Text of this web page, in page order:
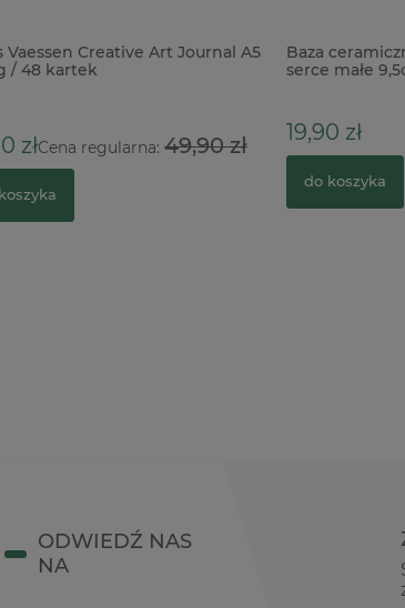
Art Journal A5
49,90 zł
Baza ceramiczna biskwit 3D
serce małe 9,5cm
19,90 zł
ODWIEDŹ NAS
NA